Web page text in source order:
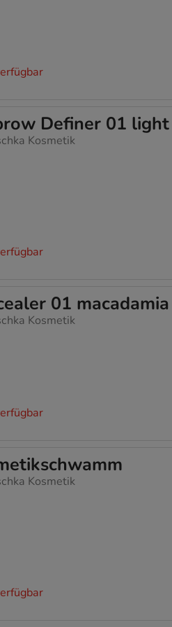
optimieren können,
relevant für Sie zu
Google oder soziale
Definer 01
Kosmetik
01 macadamia
Kosmetik
Kosmetik